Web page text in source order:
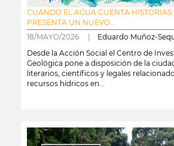
CUANDO EL AGUA CUENTA
PRESENTA UN NUEVO...
18/MAYO/2026 | Eduardo Muñoz-
Desde la Acción Social el Centro de
Geológica pone a disposición de la
literarios, científicos y legales
recursos hídricos en...